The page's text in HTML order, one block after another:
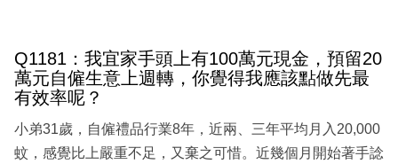
閱
專
Q1181：我宜家手頭上有100萬元現金，預留20
萬元自僱生意上週轉，你覺得我應該點做先最
有效率呢？
小弟31歲，自僱禮品行業8年，近兩、三年平均月入20,000
蚊，感覺比上嚴重不足，又棄之可惜。近幾個月開始著手諗